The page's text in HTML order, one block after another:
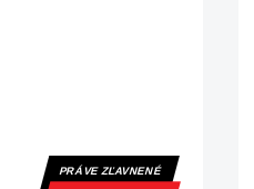
PRÁVE ZĽAVNENÉ